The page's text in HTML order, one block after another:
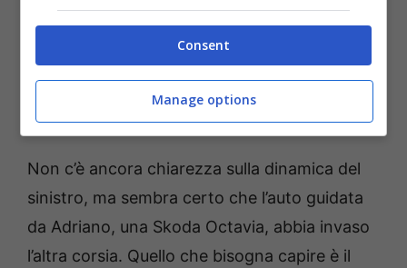
Leggi anche:—>“Gravi effetti collaterali”, il
informare i cittadini sugli effetti avversi dei
vaccini Covid
Non c’è ancora chiarezza sulla dinamica del
sinistro, ma sembra certo che l’auto guidata
da Adriano, una Skoda Octavia, abbia invaso
l’altra corsia. Quello che bisogna capire è il
Consent
Manage options